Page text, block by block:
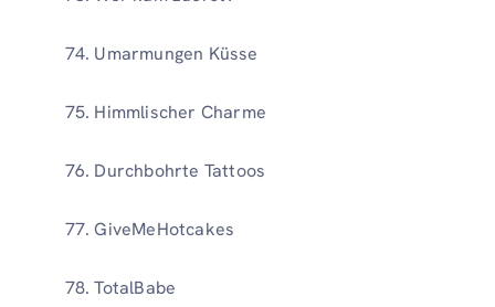
Umarmungen Küsse
Himmlischer Charme
Durchbohrte Tattoos
GiveMeHotcakes
TotalBabe